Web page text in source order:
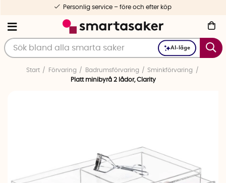
AI-läge
Personlig service – före och efter köp
Start Förvaring Badrumsförvaring
Sminkförvaring
Platt minibyrå 2 lådor, Clarity